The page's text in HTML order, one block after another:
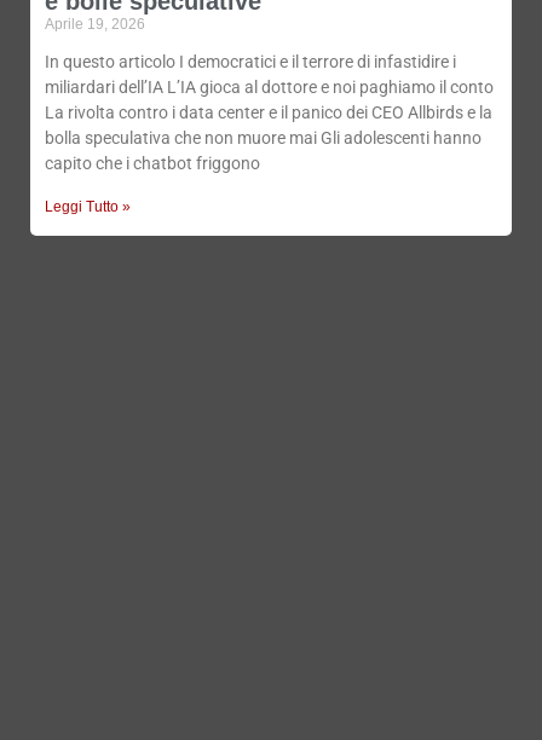
Aprile 19, 2026
In questo articolo I democratici e il terrore di infastidire i
miliardari dell’IA L’IA gioca al dottore e noi paghiamo il conto
La rivolta contro i data center e il panico dei CEO Allbirds e la
bolla speculativa che non muore mai Gli adolescenti hanno
capito che i chatbot friggono
Leggi Tutto »